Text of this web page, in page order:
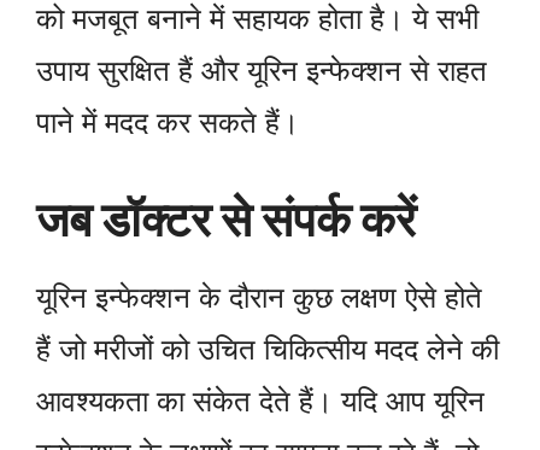
को मजबूत बनाने में सहायक होता है। ये सभी
उपाय सुरक्षित हैं और यूरिन इन्फेक्शन से राहत
पाने में मदद कर सकते हैं।
जब डॉक्टर से संपर्क करें
यूरिन इन्फेक्शन के दौरान कुछ लक्षण ऐसे होते
हैं जो मरीजों को उचित चिकित्सीय मदद लेने की
आवश्यकता का संकेत देते हैं। यदि आप यूरिन